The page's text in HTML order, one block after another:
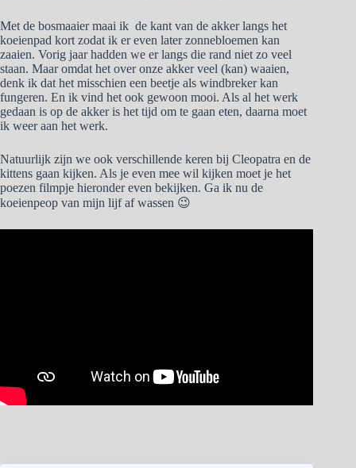
Met de bosmaaier maai ik de kant van de akker langs het
koeienpad kort zodat ik er even later zonnebloemen kan
zaaien. Vorig jaar hadden we er langs die rand niet zo veel
staan. Maar omdat het over onze akker veel (kan) waaien,
denk ik dat het misschien een beetje als windbreker kan
fungeren. En ik vind het ook gewoon mooi. Als al het werk
gedaan is op de akker is het tijd om te gaan eten, daarna moet
ik weer aan het werk.
Natuurlijk zijn we ook verschillende keren bij Cleopatra en de
kittens gaan kijken. Als je even mee wil kijken moet je het
poezen filmpje hieronder even bekijken. Ga ik nu de
koeienpeop van mijn lijf af wassen 😉